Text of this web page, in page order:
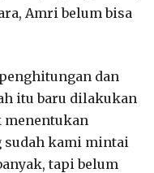
Amri belum bisa
dan
itu baru dilakukan
menentukan
sudah kami mintai
tapi belum